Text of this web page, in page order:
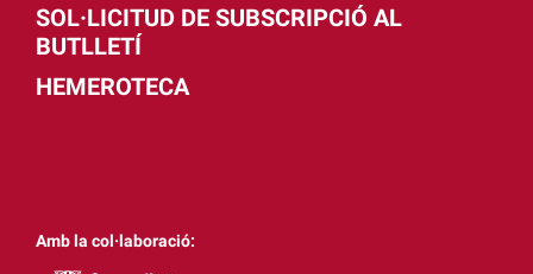
SOL·LICITUD DE SUBSCRIPCIÓ AL
BUTLLETÍ
HEMEROTECA
Amb la col·laboració: